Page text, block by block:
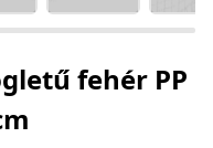
fehér PP